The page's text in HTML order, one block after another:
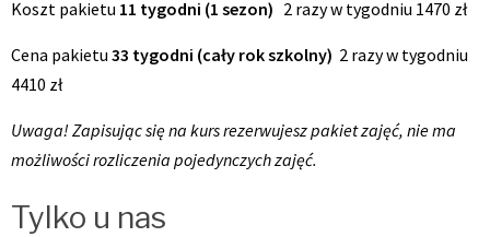
Koszt pakietu 11 tygodni (1 sezon) 2 razy w tygodniu 1470 zł
Cena pakietu 33 tygodni (cały rok szkolny) 2 razy w tygodniu
4410 zł
Uwaga! Zapisując się na kurs rezerwujesz pakiet zajęć, nie ma
możliwości rozliczenia pojedynczych zajęć.
Tylko u nas